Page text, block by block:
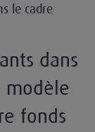
le cadre
dans
modèle
fonds